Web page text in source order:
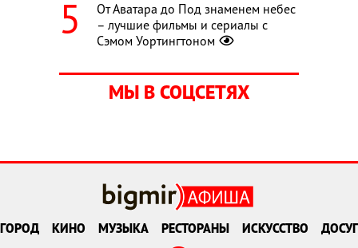
От Аватара до Под знаменем небес
– лучшие фильмы и сериалы с
Сэмом Уортингтоном
МЫ В СОЦСЕТЯХ
ГОРОД КИНО МУЗЫКА РЕСТОРАНЫ ИСКУССТВО ДОСУГ